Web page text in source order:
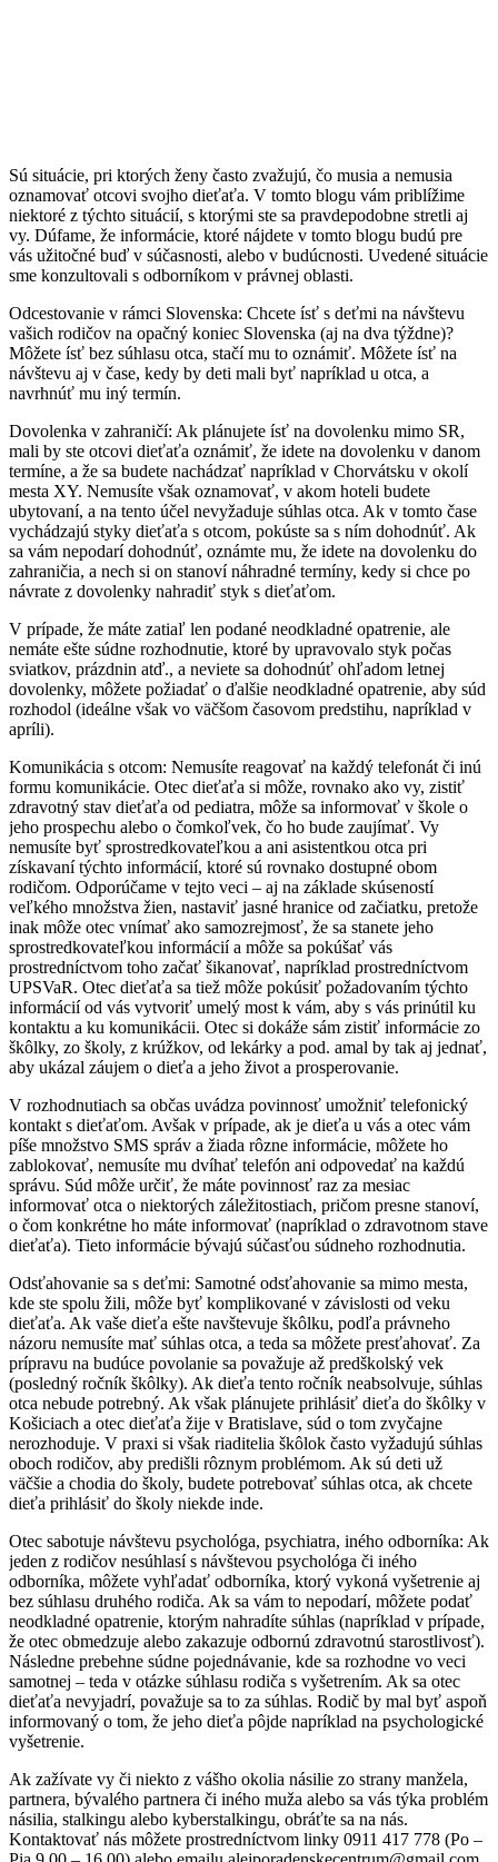
Sú situácie, pri ktorých ženy často zvažujú, čo musia a nemusia
oznamovať otcovi svojho dieťaťa. V tomto blogu vám priblížime
niektoré z týchto situácií, s ktorými ste sa pravdepodobne stretli aj
vy. Dúfame, že informácie, ktoré nájdete v tomto blogu budú pre
vás užitočné buď v súčasnosti, alebo v budúcnosti. Uvedené situácie
sme konzultovali s odborníkom v právnej oblasti.
Odcestovanie v rámci Slovenska: Chcete ísť s deťmi na návštevu
vašich rodičov na opačný koniec Slovenska (aj na dva týždne)?
Môžete ísť bez súhlasu otca, stačí mu to oznámiť. Môžete ísť na
návštevu aj v čase, kedy by deti mali byť napríklad u otca, a
navrhnúť mu iný termín.
Dovolenka v zahraničí: Ak plánujete ísť na dovolenku mimo SR,
mali by ste otcovi dieťaťa oznámiť, že idete na dovolenku v danom
termíne, a že sa budete nachádzať napríklad v Chorvátsku v okolí
mesta XY. Nemusíte však oznamovať, v akom hoteli budete
ubytovaní, a na tento účel nevyžaduje súhlas otca. Ak v tomto čase
vychádzajú styky dieťaťa s otcom, pokúste sa s ním dohodnúť. Ak
sa vám nepodarí dohodnúť, oznámte mu, že idete na dovolenku do
zahraničia, a nech si on stanoví náhradné termíny, kedy si chce po
návrate z dovolenky nahradiť styk s dieťaťom.
V prípade, že máte zatiaľ len podané neodkladné opatrenie, ale
nemáte ešte súdne rozhodnutie, ktoré by upravovalo styk počas
sviatkov, prázdnin atď., a neviete sa dohodnúť ohľadom letnej
dovolenky, môžete požiadať o ďalšie neodkladné opatrenie, aby súd
rozhodol (ideálne však vo väčšom časovom predstihu, napríklad v
apríli).
Komunikácia s otcom: Nemusíte reagovať na každý telefonát či inú
formu komunikácie. Otec dieťaťa si môže, rovnako ako vy, zistiť
zdravotný stav dieťaťa od pediatra, môže sa informovať v škole o
jeho prospechu alebo o čomkoľvek, čo ho bude zaujímať. Vy
nemusíte byť sprostredkovateľkou a ani asistentkou otca pri
získavaní týchto informácií, ktoré sú rovnako dostupné obom
rodičom. Odporúčame v tejto veci – aj na základe skúseností
veľkého množstva žien, nastaviť jasné hranice od začiatku, pretože
inak môže otec vnímať ako samozrejmosť, že sa stanete jeho
sprostredkovateľkou informácií a môže sa pokúšať vás
prostredníctvom toho začať šikanovať, napríklad prostredníctvom
UPSVaR. Otec dieťaťa sa tiež môže pokúsiť požadovaním týchto
informácií od vás vytvoriť umelý most k vám, aby s vás prinútil ku
kontaktu a ku komunikácii. Otec si dokáže sám zistiť informácie zo
škôlky, zo školy, z krúžkov, od lekárky a pod. amal by tak aj jednať,
aby ukázal záujem o dieťa a jeho život a prosperovanie.
V rozhodnutiach sa občas uvádza povinnosť umožniť telefonický
kontakt s dieťaťom. Avšak v prípade, ak je dieťa u vás a otec vám
píše množstvo SMS správ a žiada rôzne informácie, môžete ho
zablokovať, nemusíte mu dvíhať telefón ani odpovedať na každú
správu. Súd môže určiť, že máte povinnosť raz za mesiac
informovať otca o niektorých záležitostiach, pričom presne stanoví,
o čom konkrétne ho máte informovať (napríklad o zdravotnom stave
dieťaťa). Tieto informácie bývajú súčasťou súdneho rozhodnutia.
Odsťahovanie sa s deťmi: Samotné odsťahovanie sa mimo mesta,
kde ste spolu žili, môže byť komplikované v závislosti od veku
dieťaťa. Ak vaše dieťa ešte navštevuje škôlku, podľa právneho
názoru nemusíte mať súhlas otca, a teda sa môžete presťahovať. Za
prípravu na budúce povolanie sa považuje až predškolský vek
(posledný ročník škôlky). Ak dieťa tento ročník neabsolvuje, súhlas
otca nebude potrebný. Ak však plánujete prihlásiť dieťa do škôlky v
Košiciach a otec dieťaťa žije v Bratislave, súd o tom zvyčajne
nerozhoduje. V praxi si však riaditelia škôlok často vyžadujú súhlas
oboch rodičov, aby predišli rôznym problémom. Ak sú deti už
väčšie a chodia do školy, budete potrebovať súhlas otca, ak chcete
dieťa prihlásiť do školy niekde inde.
Otec sabotuje návštevu psychológa, psychiatra, iného odborníka: Ak
jeden z rodičov nesúhlasí s návštevou psychológa či iného
odborníka, môžete vyhľadať odborníka, ktorý vykoná vyšetrenie aj
bez súhlasu druhého rodiča. Ak sa vám to nepodarí, môžete podať
neodkladné opatrenie, ktorým nahradíte súhlas (napríklad v prípade,
že otec obmedzuje alebo zakazuje odbornú zdravotnú starostlivosť).
Následne prebehne súdne pojednávanie, kde sa rozhodne vo veci
samotnej – teda v otázke súhlasu rodiča s vyšetrením. Ak sa otec
dieťaťa nevyjadrí, považuje sa to za súhlas. Rodič by mal byť aspoň
informovaný o tom, že jeho dieťa pôjde napríklad na psychologické
vyšetrenie.
Ak zažívate vy či niekto z vášho okolia násilie zo strany manžela,
partnera, bývalého partnera či iného muža alebo sa vás týka problém
násilia, stalkingu alebo kyberstalkingu, obráťte sa na nás.
Kontaktovať nás môžete prostredníctvom linky 0911 417 778 (Po –